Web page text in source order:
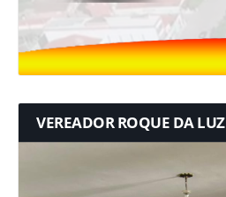
VEREADOR ROQUE DA LUZ